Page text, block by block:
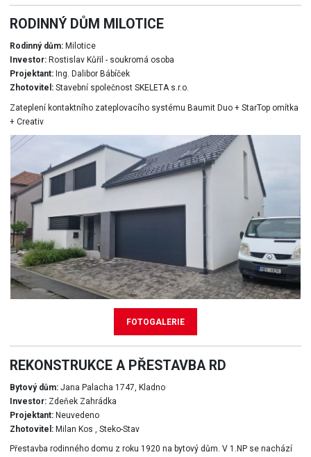
FOTOGALERIE
RODINNÝ DŮM MILOTICE
Rodinný dům:Milotice
Investor:Rostislav Kůřil - soukromá osoba
Projektant:Ing. Dalibor Bábíček
Zhotovitel:Stavební společnost SKELETA s.r.o.
Zateplení kontaktního zateplovacího systému Baumit Duo + StarTop omítka
+ Creativ
REKONSTRUKCE A PŘESTAVBA RD
Bytový dům:Jana Palacha 1747, Kladno
Investor:Zdeňek Zahrádka
Projektant:Neuvedeno
Zhotovitel:Milan Kos , Steko-Stav
Přestavba rodinného domu z roku 1920 na bytový dům. V 1.NP se nachází